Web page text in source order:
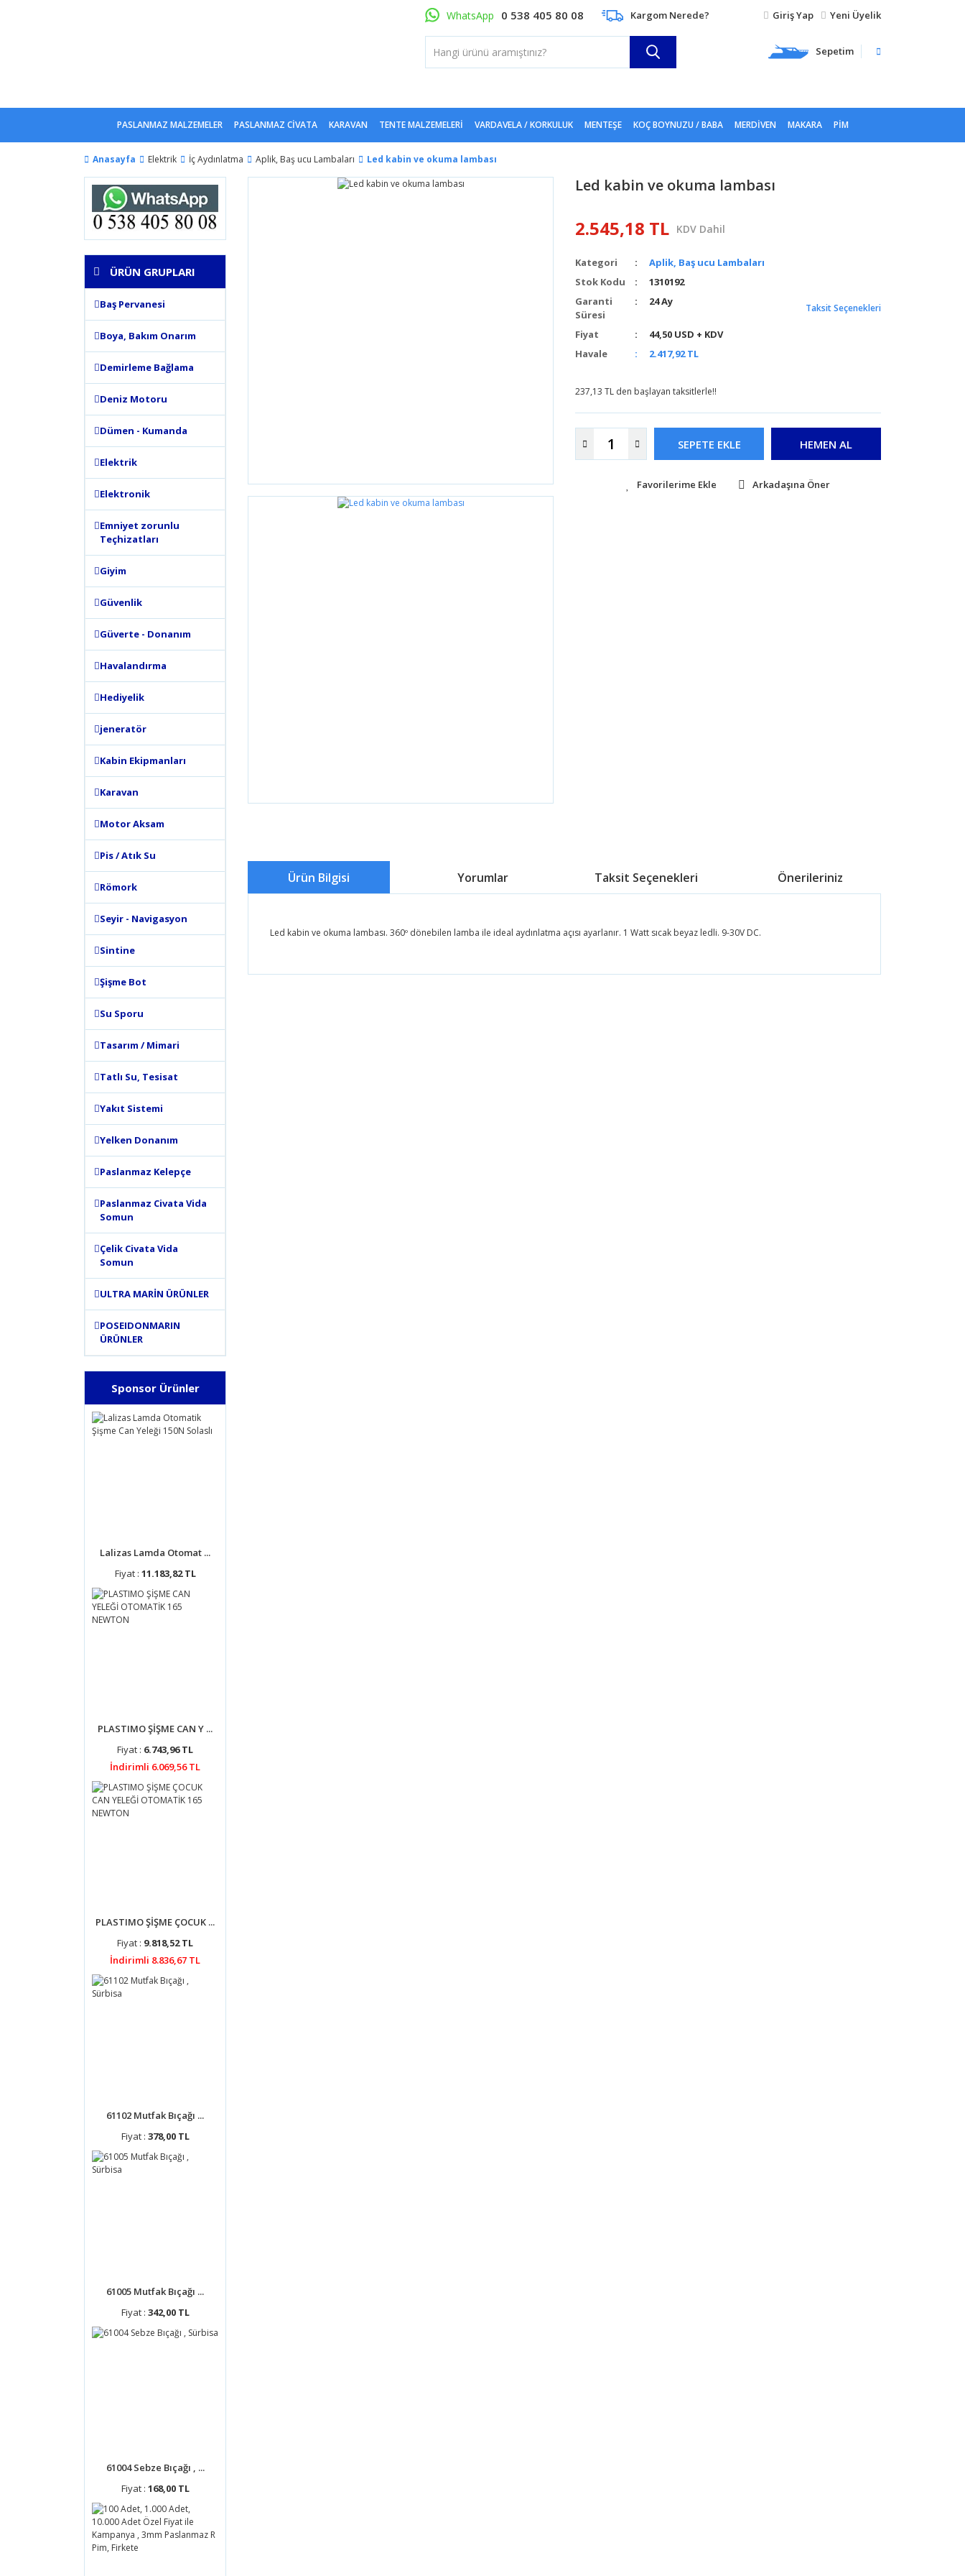
WhatsApp 0 538 405 80 08 Kargom Nerede? Giriş Yap Yeni Üyelik
Sepetim
PASLANMAZ MALZEMELER PASLANMAZ CİVATA KARAVAN TENTE MALZEMELERI VARDAVELA / KORKULUK MENTEŞE KOÇ BOYNUZU / BABA MERDIVEN MAKARA PIM
Anasayfa Elektrik İç Aydınlatma Aplik, Baş ucu Lambaları Led kabin ve okuma lambası
ÜRÜN GRUPLARI
Baş Pervanesi
Boya, Bakım Onarım
Demirleme Bağlama
Deniz Motoru
Dümen - Kumanda
Elektrik
Elektronik
Emniyet zorunlu
Teçhizatları
Giyim
Güvenlik
Güverte - Donanım
Havalandırma
Hediyelik
jeneratör
Kabin Ekipmanları
Karavan
Motor Aksam
Pis / Atık Su
Römork
Seyir - Navigasyon
Sintine
Şişme Bot
Su Sporu
Tasarım / Mimari
Tatlı Su, Tesisat
Yakıt Sistemi
Yelken Donanım
Paslanmaz Kelepçe
Paslanmaz Civata Vida
Somun
Çelik Civata Vida
Somun
ULTRA MARİN ÜRÜNLER
POSEIDONMARIN
ÜRÜNLER
Sponsor Ürünler
Lalizas Lamda Otomat ...
Fiyat : 11.183,82 TL
PLASTIMO ŞİŞME CAN Y ...
Fiyat : 6.743,96 TL
İndirimli 6.069,56 TL
PLASTIMO ŞİŞME ÇOCUK ...
Fiyat : 9.818,52 TL
İndirimli 8.836,67 TL
61102 Mutfak Bıçağı ...
Fiyat : 378,00 TL
61005 Mutfak Bıçağı ...
Fiyat : 342,00 TL
61004 Sebze Bıçağı , ...
Fiyat : 168,00 TL
Led kabin ve okuma lambası
2.545,18 TL KDV Dahil
Kategori
Aplik, Baş ucu Lambaları
Stok Kodu
1310192
Garanti
Süresi
24 Ay
Fiyat
44,50 USD + KDV
Havale
2.417,92 TL
Taksit Seçenekleri
237,13 TL den başlayan taksitlerle!!
SEPETE EKLE HEMEN AL
Arkadaşına Öner
Ürün Bilgisi Yorumlar Taksit Seçenekleri Önerileriniz
Led kabin ve okuma lambası. 360º dönebilen lamba ile ideal aydınlatma açısı ayarlanır. 1 Watt sıcak beyaz ledli. 9-30V DC.